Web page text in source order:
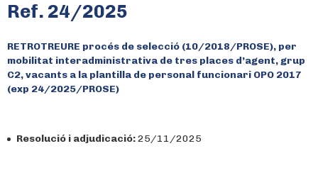
Ref. 24/2025
RETROTREURE procés de selecció (10/2018/PROSE), per
mobilitat interadministrativa de tres places d’agent, grup
C2, vacants a la plantilla de personal funcionari OPO 2017
(exp 24/2025/PROSE)
Resolució i adjudicació:25/11/2025